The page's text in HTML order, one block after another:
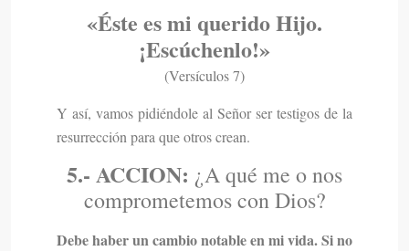
«Éste es mi querido Hijo.
¡Escúchenlo!»
(Versículos 7)
Y así, vamos pidiéndole al Señor ser testigos de la
resurrección para que otros crean.
5.- ACCION: ¿A qué me o nos
comprometemos con Dios?
Debe haber un cambio notable en mi vida. Si no